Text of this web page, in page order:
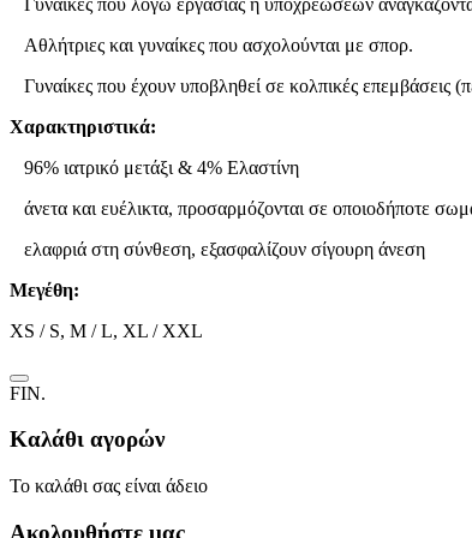
Αθλήτριες και γυναίκες που ασχολούνται με σπορ.
Γυναίκες που έχουν υποβληθεί σε κολπικές επεμβάσεις
Χαρακτηριστικά:
96% ιατρικό μετάξι & 4% Ελαστίνη
άνετα και ευέλικτα, προσαρμόζονται σε οποιοδήποτε
ελαφριά στη σύνθεση, εξασφαλίζουν σίγουρη άνεση
Μεγέθη:
XS / S, M / L, XL / XXL
FIN.
Καλάθι αγορών
Το καλάθι σας είναι άδειο
Ακολουθήστε μας